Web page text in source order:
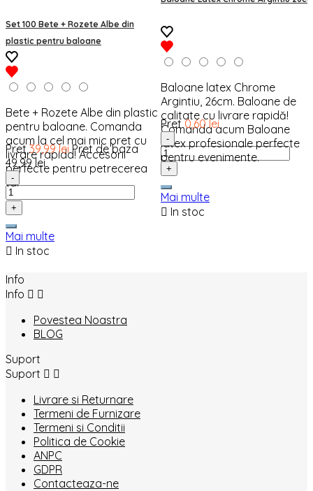
Set 100 Bete + Rozete Albe din
plastic pentru baloane
Bete + Rozete Albe din plastic
pentru baloane. Comanda
acum la cel mai mic pret cu
livrare rapida! Accesorii
perfecte pentru petrecerea
ta.
Pret 39,99 lei Pret de baza
49,99 lei
-
+
Mai multe
 In stoc
Baloane latex Chrome
Argintiu, 26cm. Baloane de
calitate cu livrare rapidă!
Comanda acum Baloane
latex profesionale perfecte
pentru evenimente.
Pret 0,60 lei
-
+
Mai multe
 In stoc
Info
Info  
Povestea Noastra
BLOG
Suport
Suport  
Livrare si Returnare
Termeni de Furnizare
Termeni si Conditii
Politica de Cookie
ANPC
GDPR
Contacteaza-ne